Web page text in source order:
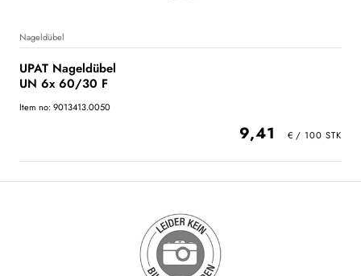
Nageldübel
UPAT Nageldübel
UN 6x 60/30 F
Item no: 9013413.0050
9,41